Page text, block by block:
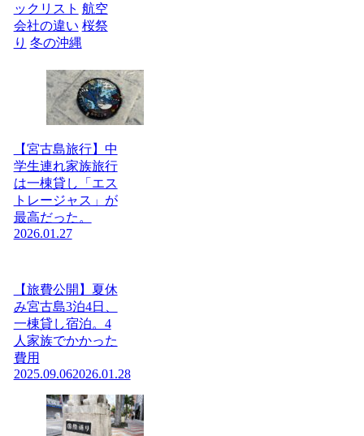
ックリスト 航空
会社の違い 桜祭
り 冬の沖縄
【宮古島旅行】中
学生連れ家族旅行
は一棟貸し「エス
トレージャス」が
最高だった。
2026.01.27
【旅費公開】夏休
み宮古島3泊4日、
一棟貸し宿泊。4
人家族でかかった
費用
2025.09.062026.01.28